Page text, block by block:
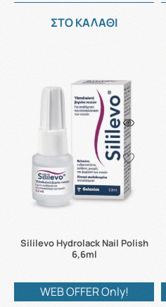
ΣΤΟ ΚΑΛΑΘΙ
Sililevo Hydrolack Nail Polish
6,6ml
WEB OFFER Only!